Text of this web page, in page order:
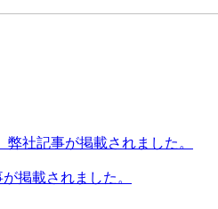
弊社記事が掲載されました。
掲載されました。